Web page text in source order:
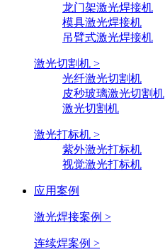
龙门架激光焊接机
模具激光焊接机
吊臂式激光焊接机
激光切割机 >
光纤激光切割机
皮秒玻璃激光切割机
激光切割机
激光打标机 >
紫外激光打标机
视觉激光打标机
应用案例
激光焊接案例 >
连续焊案例 >